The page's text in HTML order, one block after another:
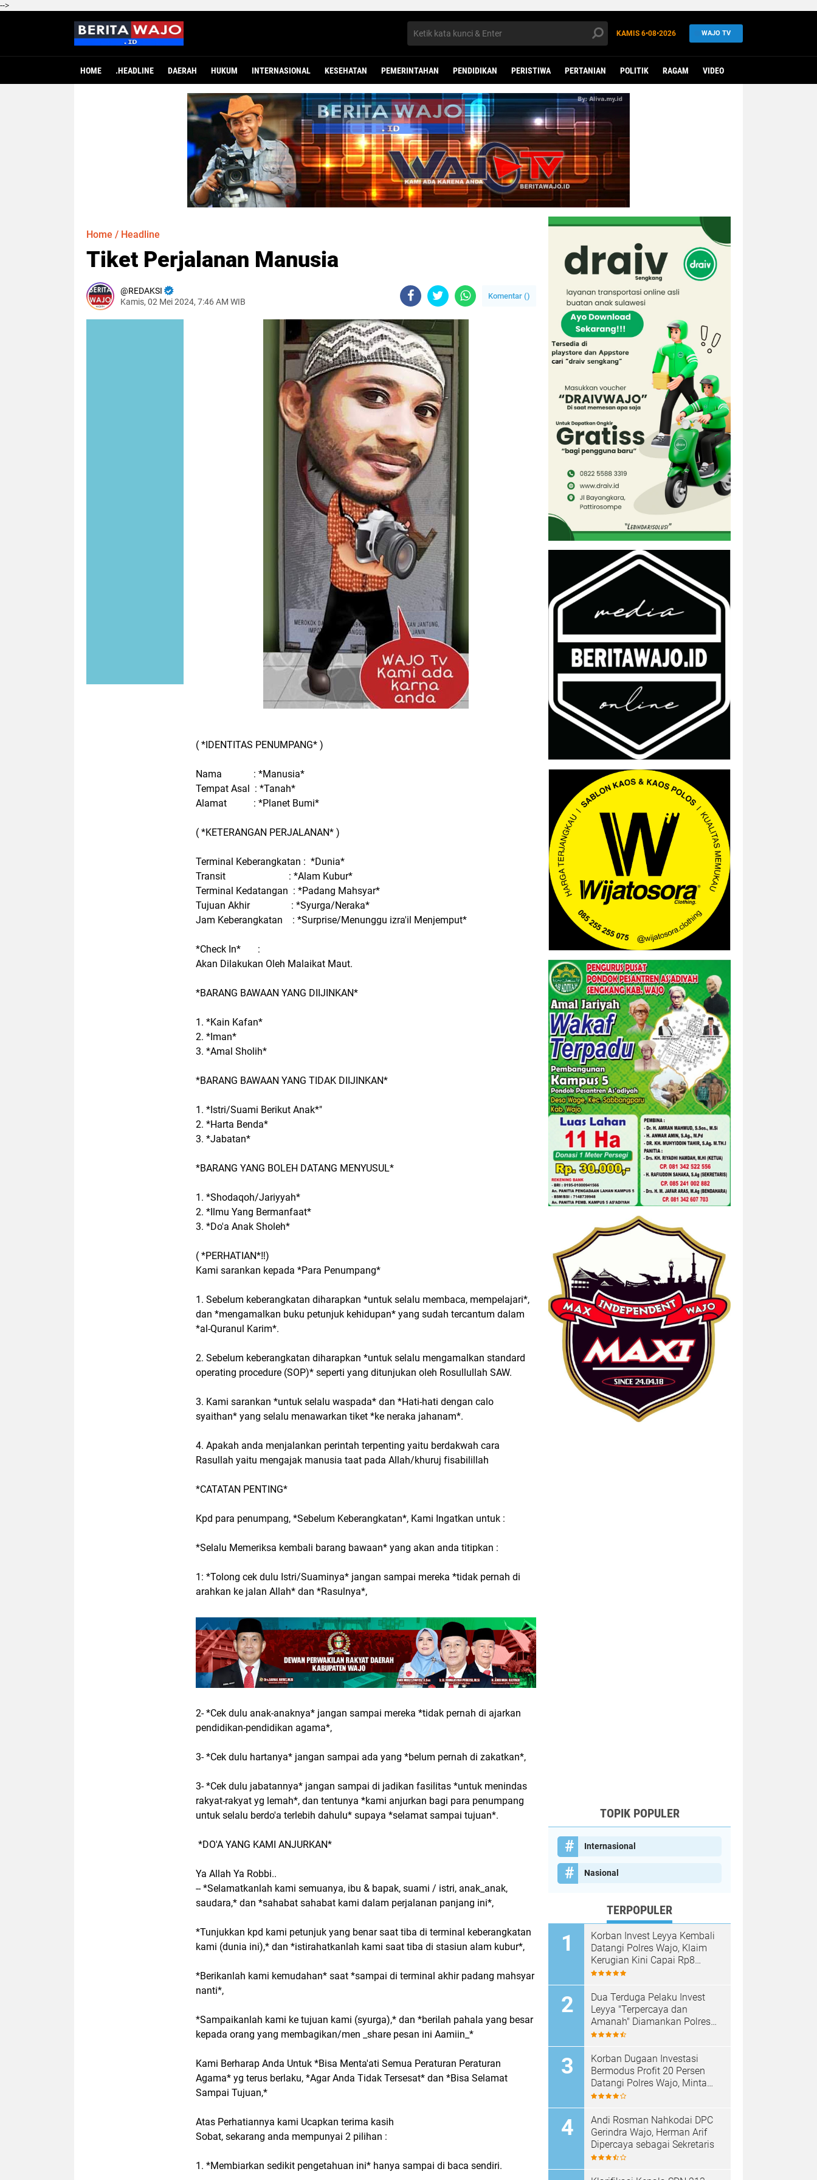
-->
KAMIS 6•08•2026 WAJO TV
HOME .HEADLINE DAERAH HUKUM INTERNASIONAL KESEHATAN PEMERINTAHAN PENDIDIKAN PERISTIWA PERTANIAN POLITIK RAGAM VIDEO
Home / Headline
Tiket Perjalanan Manusia
REDAKSI
Kamis, 02 Mei 2024, 7:46 AM WIB
Komentar ()
( *IDENTITAS PENUMPANG* )
Nama : *Manusia*
Tempat Asal : *Tanah*
Alamat : *Planet Bumi*
( *KETERANGAN PERJALANAN* )
Terminal Keberangkatan : *Dunia*
Transit : *Alam Kubur*
Terminal Kedatangan : *Padang Mahsyar*
Tujuan Akhir : *Syurga/Neraka*
Jam Keberangkatan : *Surprise/Menunggu izra'il Menjemput*
*Check In* :
Akan Dilakukan Oleh Malaikat Maut.
*BARANG BAWAAN YANG DIIJINKAN*
1. *Kain Kafan*
2. *Iman*
3. *Amal Sholih*
*BARANG BAWAAN YANG TIDAK DIIJINKAN*
1. *Istri/Suami Berikut Anak*"
2. *Harta Benda*
3. *Jabatan*
*BARANG YANG BOLEH DATANG MENYUSUL*
1. *Shodaqoh/Jariyyah*
2. *Ilmu Yang Bermanfaat*
3. *Do'a Anak Sholeh*
( *PERHATIAN*‼️)
Kami sarankan kepada *Para Penumpang*
1. Sebelum keberangkatan diharapkan *untuk selalu membaca, mempelajari*,
dan *mengamalkan buku petunjuk kehidupan* yang sudah tercantum dalam
*al-Quranul Karim*.
2. Sebelum keberangkatan diharapkan *untuk selalu mengamalkan standard
operating procedure (SOP)* seperti yang ditunjukan oleh Rosullullah SAW.
3. Kami sarankan *untuk selalu waspada* dan *Hati-hati dengan calo
syaithan* yang selalu menawarkan tiket *ke neraka jahanam*.
4. Apakah anda menjalankan perintah terpenting yaitu berdakwah cara
Rasullah yaitu mengajak manusia taat pada Allah/khuruj fisabilillah
*CATATAN PENTING*
Kpd para penumpang, *Sebelum Keberangkatan*, Kami Ingatkan untuk :
*Selalu Memeriksa kembali barang bawaan* yang akan anda titipkan :
1: *Tolong cek dulu Istri/Suaminya* jangan sampai mereka *tidak pernah di
arahkan ke jalan Allah* dan *Rasulnya*,
2- *Cek dulu anak-anaknya* jangan sampai mereka *tidak pernah di ajarkan
pendidikan-pendidikan agama*,
3- *Cek dulu hartanya* jangan sampai ada yang *belum pernah di zakatkan*,
3- *Cek dulu jabatannya* jangan sampai di jadikan fasilitas *untuk menindas
rakyat-rakyat yg lemah*, dan tentunya *kami anjurkan bagi para penumpang
untuk selalu berdo'a terlebih dahulu* supaya *selamat sampai tujuan*.
*DO'A YANG KAMI ANJURKAN*
Ya Allah Ya Robbi..
-- *Selamatkanlah kami semuanya, ibu & bapak, suami / istri, anak_anak,
saudara,* dan *sahabat sahabat kami dalam perjalanan panjang ini*,
*Tunjukkan kpd kami petunjuk yang benar saat tiba di terminal keberangkatan
kami (dunia ini),* dan *istirahatkanlah kami saat tiba di stasiun alam kubur*,
*Berikanlah kami kemudahan* saat *sampai di terminal akhir padang mahsyar
nanti*,
*Sampaikanlah kami ke tujuan kami (syurga),* dan *berilah pahala yang besar
kepada orang yang membagikan/men _share pesan ini Aamiin_*
Kami Berharap Anda Untuk *Bisa Menta'ati Semua Peraturan Peraturan
Agama* yg terus berlaku, *Agar Anda Tidak Tersesat* dan *Bisa Selamat
Sampai Tujuan,*
Atas Perhatiannya kami Ucapkan terima kasih
Sobat, sekarang anda mempunyai 2 pilihan :
1. *Membiarkan sedikit pengetahuan ini* hanya sampai di baca sendiri.
TOPIK POPULER
Internasional
Nasional
TERPOPULER
Korban Invest Leyya Kembali
Datangi Polres Wajo, Klaim
Kerugian Kini Capai Rp8
Miliar, Minta Penyidikan
Dua Terduga Pelaku Invest
Leyya "Terpercaya dan
Amanah" Diamankan Polres
Wajo, Kerugian Korban
Korban Dugaan Investasi
Bermodus Profit 20 Persen
Datangi Polres Wajo, Minta
Kejelasan Penanganan Kasus
Andi Rosman Nahkodai DPC
Gerindra Wajo, Herman Arif
Dipercaya sebagai Sekretaris